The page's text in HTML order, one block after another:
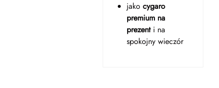
jako cygaro
premium na
prezenti na
spokojny wieczór